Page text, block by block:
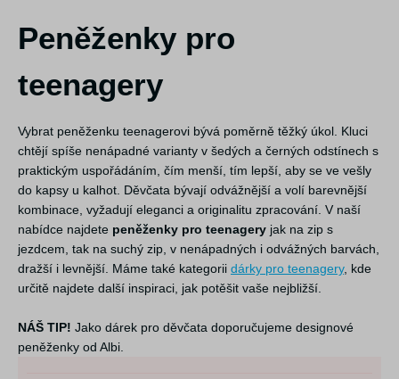
Peněženky pro
teenagery
Vybrat peněženku teenagerovi bývá poměrně těžký úkol. Kluci
chtějí spíše nenápadné varianty v šedých a černých odstínech s
praktickým uspořádáním, čím menší, tím lepší, aby se ve vešly
do kapsy u kalhot. Děvčata bývají odvážnější a volí barevnější
kombinace, vyžadují eleganci a originalitu zpracování. V naší
nabídce najdete peněženky pro teenagery jak na zip s
jezdcem, tak na suchý zip, v nenápadných i odvážných barvách,
dražší i levnější. Máme také kategorii dárky pro teenagery, kde
určitě najdete další inspiraci, jak potěšit vaše nejbližší.
NÁŠ TIP! Jako dárek pro děvčata doporučujeme designové
peněženky od Albi.